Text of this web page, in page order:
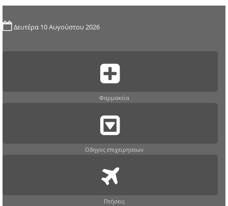
Δευτέρα 10 Αυγούστου 2026
Φαρμακεία
Οδηγος επιχειρησεων
Πτήσεις